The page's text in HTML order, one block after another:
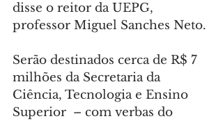
disse o reitor da UEPG,
professor Miguel Sanches Neto.
Serão destinados cerca de R$ 7
milhões da Secretaria da
Ciência, Tecnologia e Ensino
Superior  – com verbas do